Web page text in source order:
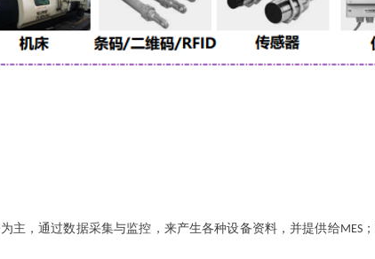
主，通过数据采集与监控，来产生各种设备资料，并提供给MES；